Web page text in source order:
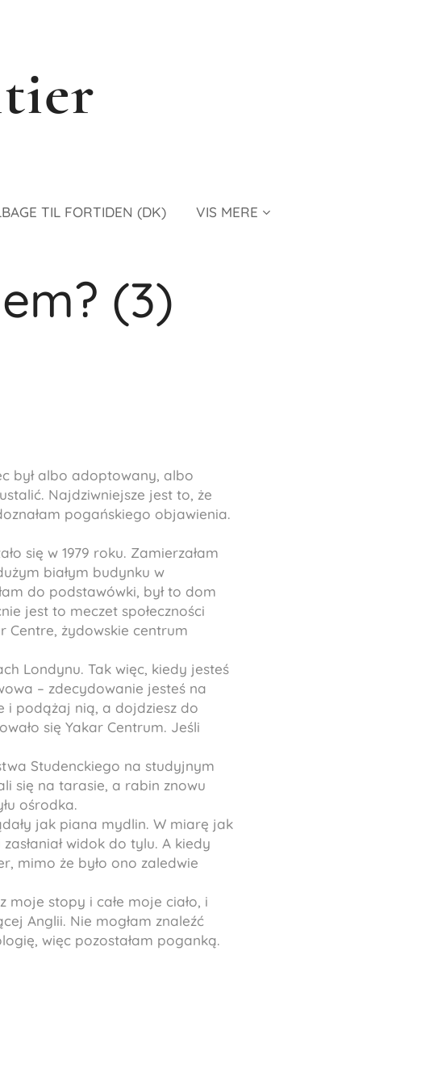
TIL FORTIDEN (DK) VIS MERE
(3)
był albo adoptowany, albo
Najdziwniejsze jest to, że
pogańskiego objawienia.
się w 1979 roku. Zamierzałam
białym budynku w
do podstawówki, był to dom
jest to meczet społeczności
Centre, żydowskie centrum
Londynu. Tak więc, kiedy jesteś
– zdecydowanie jesteś na
i podążaj nią, a dojdziesz do
się Yakar Centrum. Jeśli
Studenckiego na studyjnym
się na tarasie, a rabin znowu
ośrodka.
jak piana mydlin. W miarę jak
widok do tylu. A kiedy
mimo że było ono zaledwie
moje stopy i całe moje ciało, i
Anglii. Nie mogłam znaleźć
więc pozostałam poganką.